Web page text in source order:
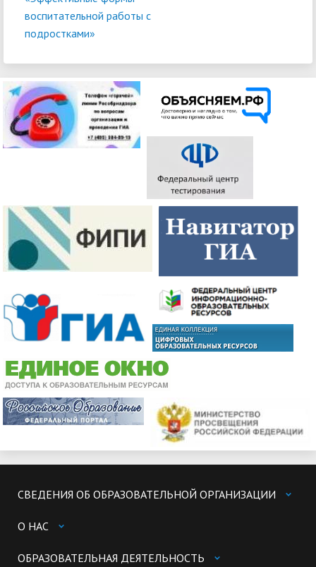
СВЕДЕНИЯ ОБ ОБРАЗОВАТЕЛЬНОЙ ОРГАНИЗАЦИИ
О НАС
ОБРАЗОВАТЕЛЬНАЯ ДЕЯТЕЛЬНОСТЬ